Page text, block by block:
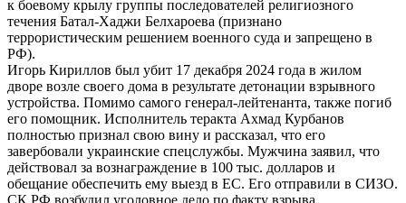
к боевому крылу группы последователей религиозного
течения Батал-Хаджи Белхароева (признано
террористическим решением военного суда и запрещено в
РФ).
Игорь Кириллов был убит 17 декабря 2024 года в жилом
дворе возле своего дома в результате детонации взрывного
устройства. Помимо самого генерал-лейтенанта, также погиб
его помощник. Исполнитель теракта Ахмад Курбанов
полностью признал свою вину и рассказал, что его
завербовали украинские спецслужбы. Мужчина заявил, что
действовал за вознаграждение в 100 тыс. долларов и
обещание обеспечить ему выезд в ЕС. Его отправили в СИЗО.
СК РФ возбудил уголовное дело по факту взрыва.